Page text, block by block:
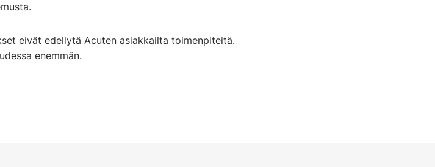
eivät edellytä Acuten asiakkailta toimenpiteitä.
enemmän.